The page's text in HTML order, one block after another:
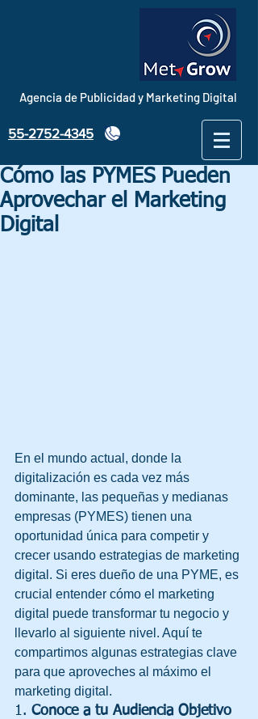
Agencia de Publicidad y Marketing Digital
55-2752-4345
Cómo las PYMES Pueden
Aprovechar el Marketing
Digital
En el mundo actual, donde la
digitalización es cada vez más
dominante, las pequeñas y medianas
empresas (PYMES) tienen una
oportunidad única para competir y
crecer usando estrategias de marketing
digital. Si eres dueño de una PYME, es
crucial entender cómo el marketing
digital puede transformar tu negocio y
llevarlo al siguiente nivel. Aquí te
compartimos algunas estrategias clave
para que aproveches al máximo el
marketing digital.
1. Conoce a tu Audiencia Objetivo